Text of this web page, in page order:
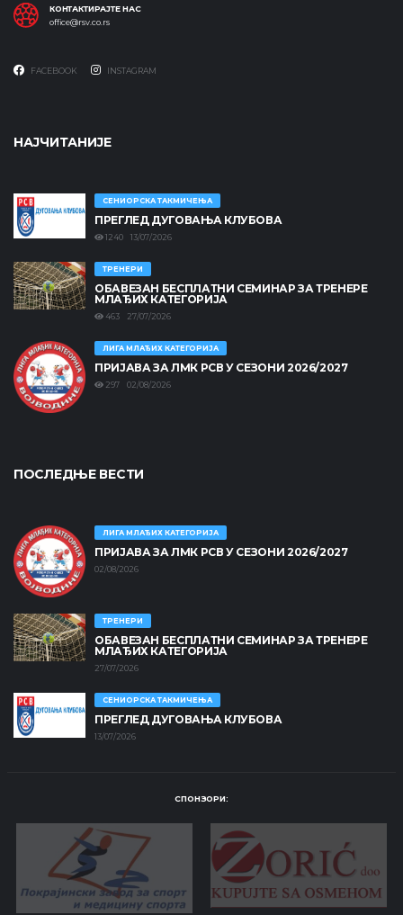
КОНТАКТИРАЈТЕ НАС
office@rsv.co.rs
FACEBOOK INSTAGRAM
НАЈЧИТАНИЈЕ
СЕНИОРСКА ТАКМИЧЕЊА
ПРЕГЛЕД ДУГОВАЊА КЛУБОВА
1240 13/07/2026
ТРЕНЕРИ
ОБАВЕЗАН БЕСПЛАТНИ СЕМИНАР ЗА ТРЕНЕРЕ
МЛАЂИХ КАТЕГОРИЈА
463 27/07/2026
ЛИГА МЛАЂИХ КАТЕГОРИЈА
ПРИЈАВА ЗА ЛМК РСВ У СЕЗОНИ 2026/2027
297 02/08/2026
ПОСЛЕДЊЕ ВЕСТИ
ЛИГА МЛАЂИХ КАТЕГОРИЈА
ПРИЈАВА ЗА ЛМК РСВ У СЕЗОНИ 2026/2027
02/08/2026
ТРЕНЕРИ
ОБАВЕЗАН БЕСПЛАТНИ СЕМИНАР ЗА ТРЕНЕРЕ
МЛАЂИХ КАТЕГОРИЈА
27/07/2026
СЕНИОРСКА ТАКМИЧЕЊА
ПРЕГЛЕД ДУГОВАЊА КЛУБОВА
13/07/2026
СПОНЗОРИ: